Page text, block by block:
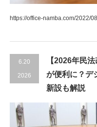
https://office-namba.com/2022/
6.20
2026
【2026年民
が便利に？デ
新設も解説